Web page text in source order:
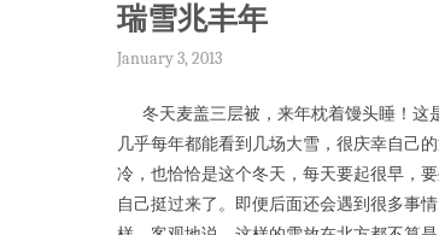
瑞雪兆丰年
January 3, 2013
冬天麦盖三层被，来年枕着馒头睡！这
几乎每年都能看到几场大雪，很庆幸自己
冷，也恰恰是这个冬天，每天要起很早，
自己挺过来了。即便后面还会遇到很多事